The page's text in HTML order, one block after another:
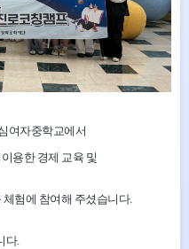
여자중학교에서
용한 경제 교육 및
체험에 참여해 주셨습니다.
다.